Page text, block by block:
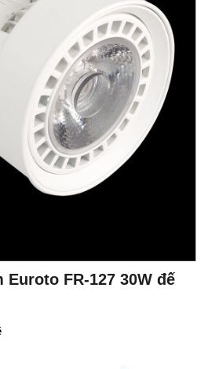
FR-127 30W đế